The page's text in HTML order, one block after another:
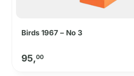
Birds 1967 – No 3
95,00